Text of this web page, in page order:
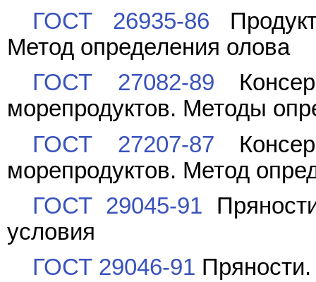
ГОСТ 26935-86
Метод определения олова
ГОСТ 27082-89
морепродуктов. Методы
ГОСТ 27207-87
морепродуктов. Метод
ГОСТ 29045-91
условия
ГОСТ 29046-91